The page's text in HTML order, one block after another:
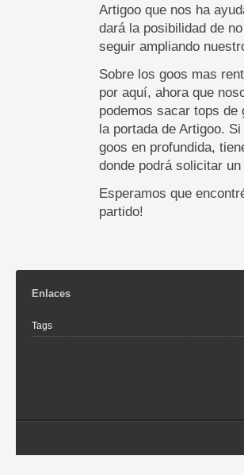
Artigoo que nos ha
dará la posibilidad de
seguir ampliando
Sobre los goos mas
por aquí, ahora que
podemos sacar tops de
la portada de Artigoo.
goos en profundida,
donde podrá solicitar
Esperamos que
partido!
Enlaces
Tags